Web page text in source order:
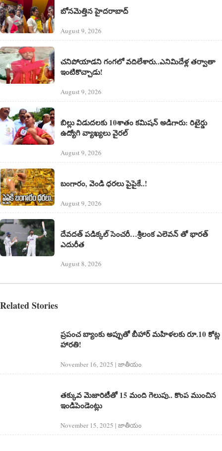
బోనమెత్తిన హైదరాబాద్
August 9, 2026
చనిపోయాడని గంగలో వదిలేశారు..ఎనిమిదేళ్ల తర్వాతా
ఇంటికొచ్చాడు!
August 9, 2026
బిల్లు విడుదలకు 10శాతం కమిషన్ అడిగారు: రిటైర్డు
ఉద్యోగి వ్యాఖ్యలు వైరల్
August 9, 2026
బంగారం, వెండి ధరలు పైపైకే..!
August 9, 2026
దేవదత్ పడిక్కల్‌ సెంచరీ…శ్రీలంక ఎలెవన్ తో భారత్
ఎదురీత
August 8, 2026
Related Stories
ప్రపంచ బ్యాంకు అప్పుతో బీహార్ మహిళలకు రూ.10 కోట్ల
హారతి!
November 16, 2025 | జాతీయం
తక్కువ మెజారిటీతో 15 మంది గెలుపు.. కొంప ముంచిన
ఇండిపెండెంట్లు
November 15, 2025 | జాతీయం